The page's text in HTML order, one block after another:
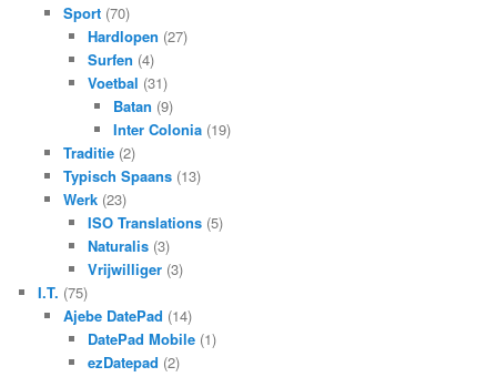
Sport(70)
Hardlopen (27)
Surfen (4)
Voetbal (31)
Batan (9)
Inter Colonia(19)
Traditie(2)
Typisch Spaans(13)
Werk(23)
ISO Translations (5)
Naturalis (3)
Vrijwilliger (3)
I.T. (75)
Ajebe DatePad (14)
DatePad Mobile (1)
ezDatepad (2)